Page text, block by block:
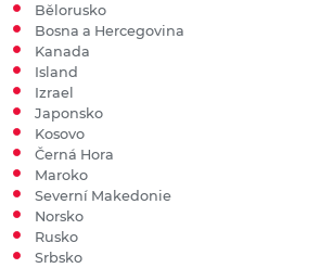
Bělorusko
Bosna a Hercegovina
Kanada
Island
Izrael
Japonsko
Kosovo
Černá Hora
Maroko
Severní Makedonie
Norsko
Rusko
Srbsko